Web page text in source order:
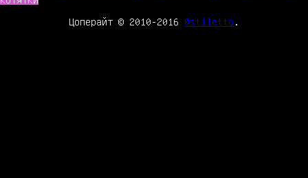
Цоперайт © 2010-2016 @stiletto